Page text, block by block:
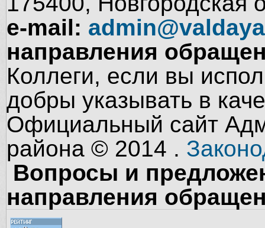
e-mail:
направления
Коллеги, если вы
добры указывать в
Официальный сайт
района © 2014 .
Вопросы и
направления